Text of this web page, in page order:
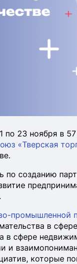
по 23 ноября в
«Тверская
по созданию
промышленной
в
в сфере
и
которые